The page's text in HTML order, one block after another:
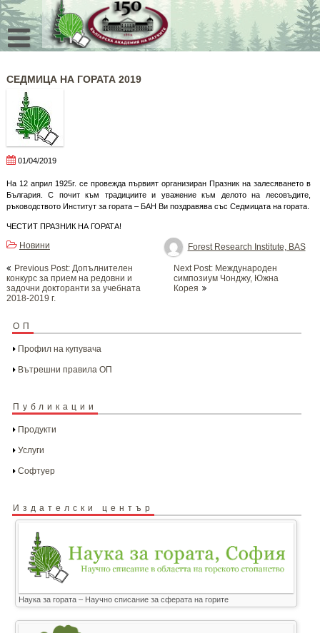
Skip
to
content
СЕДМИЦА НА ГОРАТА 2019
01/04/2019
На 12 април 1925г. се провежда първият организиран Празник на залесяването в
България. С почит към традициите и уважение към делото на лесовъдите,
ръководството Институт за гората – БАН Ви поздравява със Седмицата на гората.
ЧЕСТИТ ПРАЗНИК НА ГОРАТА!
Forest Research Institute, BAS
Новини
navigation
Previous Post: Допълнителен
конкурс за прием на редовни и
задочни докторанти за учебната
2018-2019 г.
Next Post: Международен
симпозиум Чонджу, Южна
Корея
ОП
Профил на купувача
Вътрешни правила ОП
Публикации
Продукти
Услуги
Софтуер
Издателски център
Наука за гората – Научно списание за сферата на горите